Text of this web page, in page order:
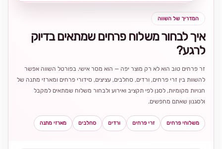
המדריך של השווה
איך לבחור משלוח פרחים שמתאים בדיוק
לרגע?
זר פרחים טוב הוא לא רק מוצר יפה — הוא מסר אישי. בפורטל השווה אפשר
להשוות בין זרי פרחים, ורדים, סחלבים, עציצים, סידורי פרחים ומארזי מתנה של
חנויות מקומיות, לסנן לפי תקציב ואירוע ולבחור משלוח שמתאים למקבל
ולסגנון שאתם מחפשים.
משלוחי פרחים זרי פרחים ורדים סחלבים מארזי מתנה